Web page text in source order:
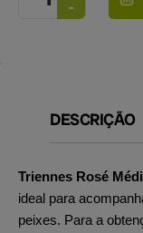
DESCRIÇÃO
Triennes Rosé
ideal para
peixes. Para a